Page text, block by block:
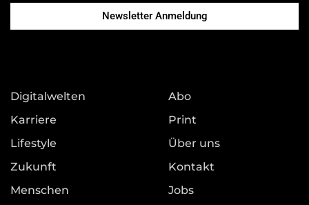
Newsletter Anmeldung
Digitalwelten
Karriere
Lifestyle
Zukunft
Menschen
Abo
Print
Über uns
Kontakt
Jobs